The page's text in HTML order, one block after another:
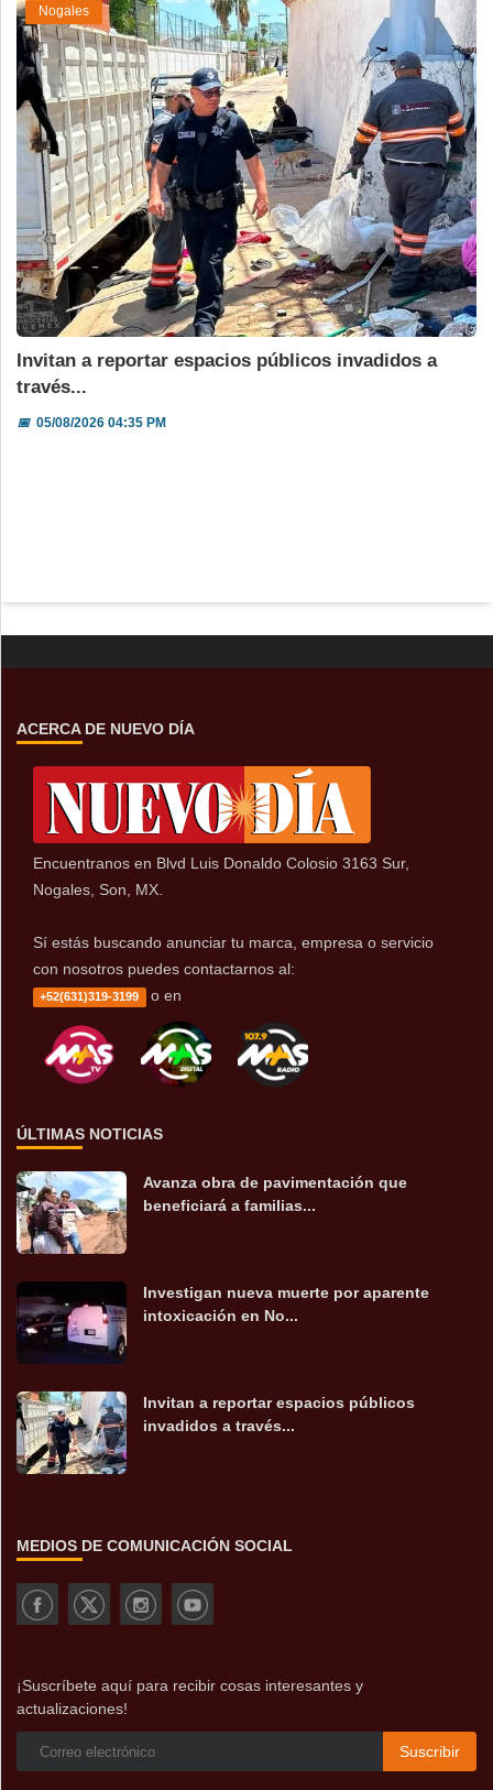
Nogales
Invitan a reportar espacios públicos invadidos a
través...
📅05/08/2026 04:35 PM
ACERCA DE NUEVO DÍA
Encuentranos en Blvd Luis Donaldo Colosio 3163 Sur,
Nogales, Son, MX.
Sí estás buscando anunciar tu marca, empresa o servicio
con nosotros puedes contactarnos al:
+52(631)319-3199 o en
ÚLTIMAS NOTICIAS
Avanza obra de pavimentación que
beneficiará a familias...
Investigan nueva muerte por aparente
intoxicación en No...
Invitan a reportar espacios públicos
invadidos a través...
MEDIOS DE COMUNICACIÓN SOCIAL
¡Suscríbete aquí para recibir cosas interesantes y
actualizaciones!
Suscribir